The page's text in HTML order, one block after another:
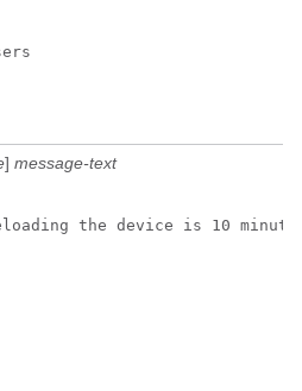
] message-text
the device is 10